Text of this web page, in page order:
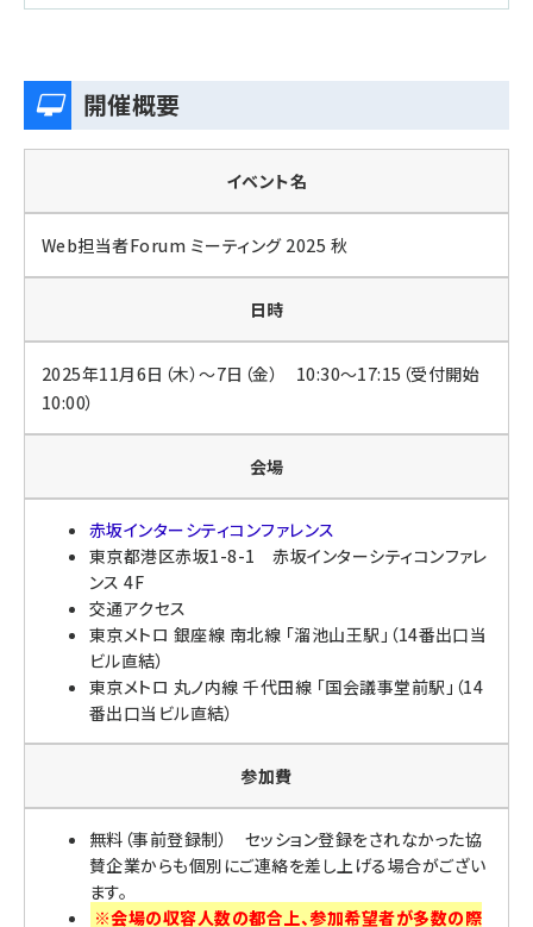
開催概要
イベント名
Web担当者Forum ミーティング 2025 秋
日時
2025年11月6日（木）～7日（金） 10:30～17:15（受付開始
10:00）
会場
赤坂インターシティコンファレンス
東京都港区赤坂1-8-1 赤坂インターシティコンファレ
ンス 4F
交通アクセス
東京メトロ 銀座線 南北線 「溜池山王駅」（14番出口当
ビル直結）
東京メトロ 丸ノ内線 千代田線 「国会議事堂前駅」（14
番出口当ビル直結）
参加費
無料（事前登録制） セッション登録をされなかった協
賛企業からも個別にご連絡を差し上げる場合がござい
ます。
※会場の収容人数の都合上、参加希望者が多数の際